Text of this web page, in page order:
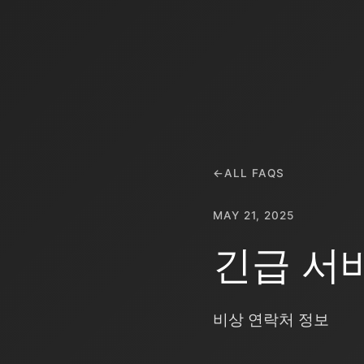
←ALL FAQS
MAY 21, 2025
긴급 서
비상 연락처 정보